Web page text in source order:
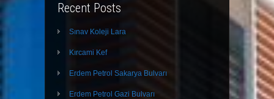
Recent Posts
Sınav Koleji Lara
Kırcami Kef
Erdem Petrol Sakarya Bulvarı
Erdem Petrol Gazi Bulvarı